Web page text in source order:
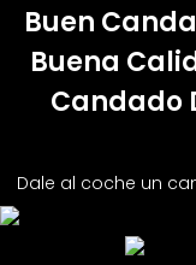
Buen
Buena
Candado
Dale al coche un